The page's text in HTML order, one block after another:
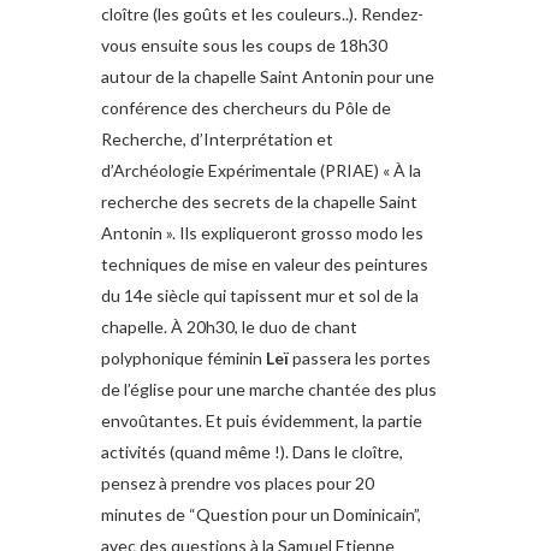
cloître (les goûts et les couleurs..). Rendez-
vous ensuite sous les coups de 18h30
autour de la chapelle Saint Antonin pour une
conférence des chercheurs du Pôle de
Recherche, d’Interprétation et
d’Archéologie Expérimentale (PRIAE) « À la
recherche des secrets de la chapelle Saint
Antonin ». Ils expliqueront grosso modo les
techniques de mise en valeur des peintures
du 14e siècle qui tapissent mur et sol de la
chapelle. À 20h30, le duo de chant
polyphonique féminin Leïpassera les portes
de l’église pour une marche chantée des plus
envoûtantes. Et puis évidemment, la partie
activités (quand même !). Dans le cloître,
pensez à prendre vos places pour 20
minutes de “Question pour un Dominicain”,
avec des questions à la Samuel Etienne